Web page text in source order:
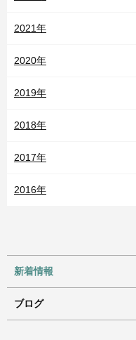
2021年
2020年
2019年
2018年
2017年
2016年
新着情報
ブログ